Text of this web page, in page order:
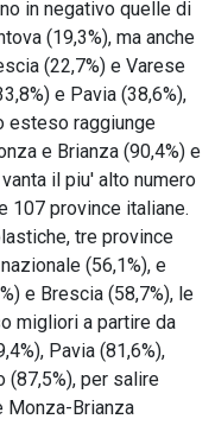
in negativo quelle di
(19,3%), ma anche
(22,7%) e Varese
e Pavia (38,6%),
esteso raggiunge
e Brianza (90,4%) e
il piu' alto numero
107 province italiane.
tre province
(56,1%), e
e Brescia (58,7%), le
migliori a partire da
Pavia (81,6%),
(87,5%), per salire
Monza-Brianza